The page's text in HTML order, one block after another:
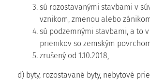
3. sú rozostavanými stavbami v
vznikom, zmenou alebo
4. sú podzemnými stavbami, a to
prienikov so zemským
5. zrušený od 1.10.2018,
d) byty, rozostavané byty, nebytové